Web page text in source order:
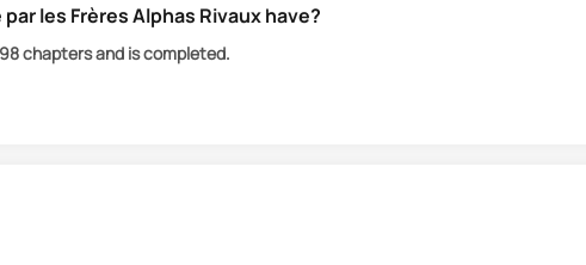
les Frères Alphas Rivaux have?
chapters and is completed.